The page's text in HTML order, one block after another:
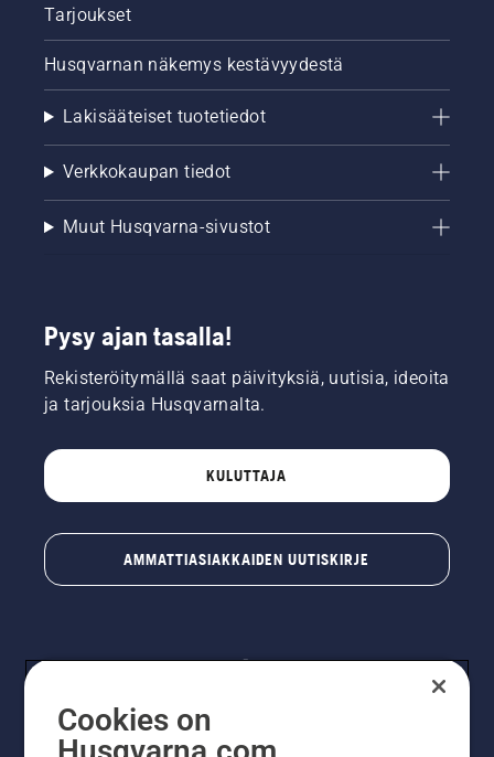
Tarjoukset
Husqvarnan näkemys kestävyydestä
Lakisääteiset tuotetiedot
Verkkokaupan tiedot
Muut Husqvarna-sivustot
Pysy ajan tasalla!
Rekisteröitymällä saat päivityksiä, uutisia, ideoita
ja tarjouksia Husqvarnalta.
KULUTTAJA
AMMATTIASIAKKAIDEN UUTISKIRJE
Cookies on